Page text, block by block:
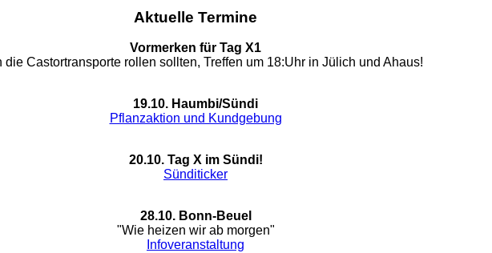
Aktuelle Termine
Vormerken für Tag X1
die Castortransporte rollen sollten, Treffen um 18:Uhr in Jülich und Ahaus!
19.10. Haumbi/Sündi
Pflanzaktion und Kundgebung
20.10. Tag X im Sündi!
Sünditicker
28.10. Bonn-Beuel
"Wie heizen wir ab morgen"
Infoveranstaltung